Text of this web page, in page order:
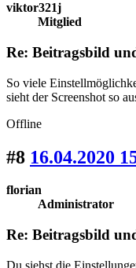
viktor321j
Mitglied
Re: Beitragsbild
So viele
sieht der Screenshot so
Offline
#8 16.04.2020
florian
Administrator
Re: Beitragsbild
Du siehst die